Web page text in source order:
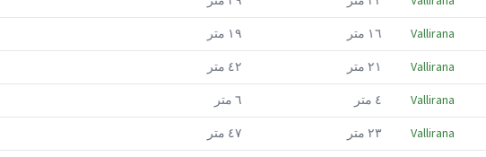
١٩ متر ١٦ متر Vallirana
٤٢ متر ٢١ متر Vallirana
٦ متر ٤ متر Vallirana
٤٧ متر ٢٣ متر Vallirana